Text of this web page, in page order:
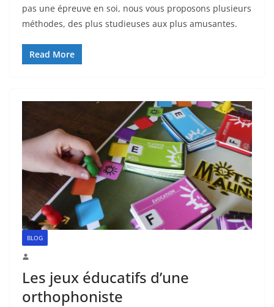
pas une épreuve en soi, nous vous proposons plusieurs
méthodes, des plus studieuses aux plus amusantes.
Read More
BLOG
Les jeux éducatifs d’une
orthophoniste